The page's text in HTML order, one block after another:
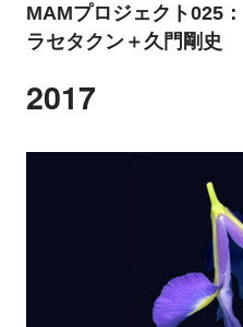
MAMプロジェクト025：
ラセタクン＋久門剛史
2017